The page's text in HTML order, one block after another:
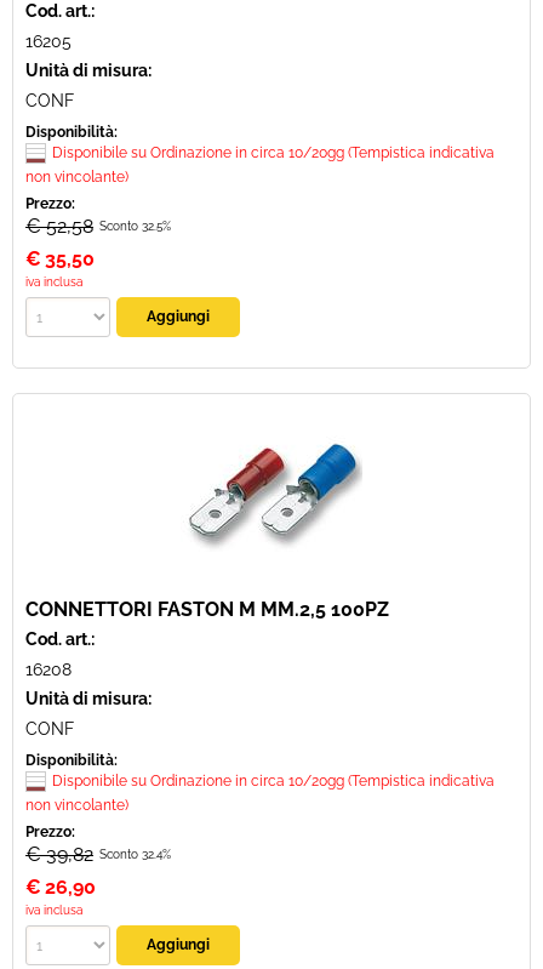
Cod. art.:
16205
Unità di misura:
CONF
Disponibilità:
Disponibile su Ordinazione in circa 10/20gg (Tempistica indicativa
non vincolante)
Prezzo:
€ 52,58 Sconto 32.5%
€ 35,50
iva inclusa
CONNETTORI FASTON M MM.2,5 100PZ
Cod. art.:
16208
Unità di misura:
CONF
Disponibilità:
Disponibile su Ordinazione in circa 10/20gg (Tempistica indicativa
non vincolante)
Prezzo:
€ 39,82 Sconto 32.4%
€ 26,90
iva inclusa